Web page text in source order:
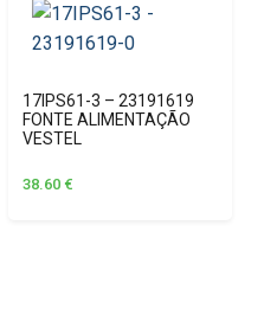
17IPS61-3 – 23191619
FONTE ALIMENTAÇÃO
VESTEL
38.60 €